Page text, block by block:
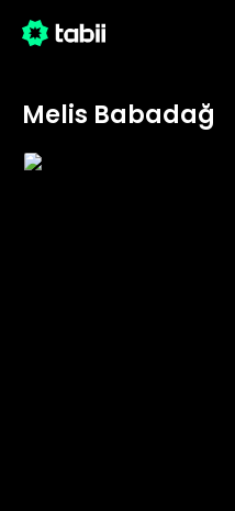
Melis Babadağ